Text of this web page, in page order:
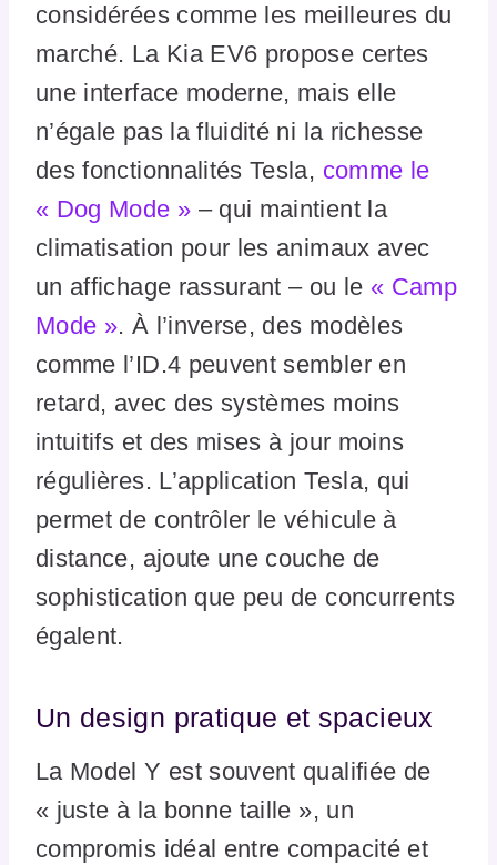
considérées comme les meilleures du
marché. La Kia EV6 propose certes
une interface moderne, mais elle
n’égale pas la fluidité ni la richesse
des fonctionnalités Tesla, comme le
« Dog Mode » – qui maintient la
climatisation pour les animaux avec
un affichage rassurant – ou le « Camp
Mode ». À l’inverse, des modèles
comme l’ID.4 peuvent sembler en
retard, avec des systèmes moins
intuitifs et des mises à jour moins
régulières. L’application Tesla, qui
permet de contrôler le véhicule à
distance, ajoute une couche de
sophistication que peu de concurrents
égalent.
Un design pratique et spacieux
La Model Y est souvent qualifiée de
« juste à la bonne taille », un
compromis idéal entre compacité et